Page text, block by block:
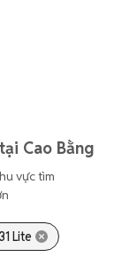
Cao Bằng
vực tìm
Lite